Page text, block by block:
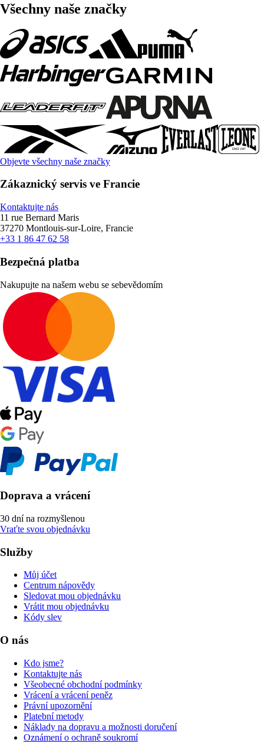
Všechny naše značky
Objevte všechny naše značky
Zákaznický servis ve Francie
Kontaktujte nás
11 rue Bernard Maris
37270 Montlouis-sur-Loire, Francie
+33 1 86 47 62 58
Bezpečná platba
Nakupujte na našem webu se sebevědomím
Doprava a vrácení
30 dní na rozmyšlenou
Vraťte svou objednávku
Služby
Můj účet
Centrum nápovědy
Sledovat mou objednávku
Vrátit mou objednávku
Kódy slev
O nás
Kdo jsme?
Kontaktujte nás
Všeobecné obchodní podmínky
Vrácení a vrácení peněz
Právní upozornění
Platební metody
Náklady na dopravu a možnosti doručení
Oznámení o ochraně soukromí